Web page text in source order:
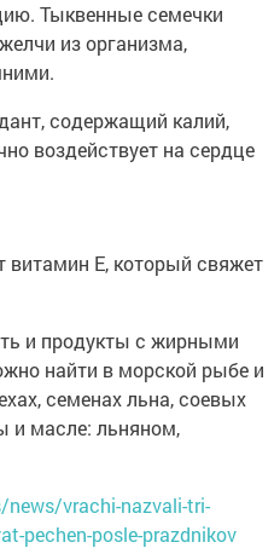
Тыквенные семечки
из организма,
содержащий калий,
воздействует на сердце
витамин Е, который свяжет
и продукты с жирными
найти в морской рыбе и
семенах льна, соевых
и масле: льняном,
vrachi-nazvali-tri-
pechen-posle-prazdnikov